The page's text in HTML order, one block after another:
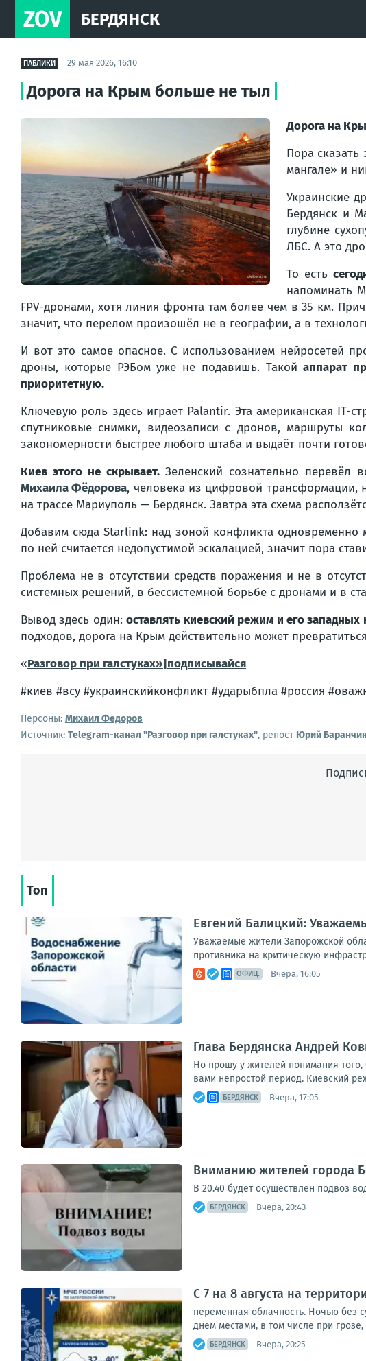
ZOV БЕРДЯНСК
ПАБЛИКИ 29 мая 2026, 16:10
Дорога на Крым больше не тыл
Дорога на
Пора
мангале» и
Украинские
Бердянск и
глубине
ЛБС. А это
То есть
напоминать
FPV-дронами, хотя линия фронта там более чем в 35 км.
значит, что перелом произошёл не в географии, а в
И вот это самое опасное. С использованием нейросетей
дроны, которые РЭБом уже не подавишь. Такойаппарат
приоритетную.
Ключевую роль здесь играет Palantir. Эта американская
спутниковые снимки, видеозаписи с дронов, маршруты
закономерности быстрее любого штаба и выдаёт почти
Киев этого не скрывает. Зеленский сознательно перевёл
Михаила Фёдорова, человека из цифровой трансформации,
на трассе Мариуполь — Бердянск. Завтра эта схема
Добавим сюда Starlink: над зоной конфликта одновременно
по ней считается недопустимой эскалацией, значит пора
Проблема не в отсутствии средств поражения и не в
системных решений, в бессистемной борьбе с дронами и в
Вывод здесь один:оставлять киевский режим и его
подходов, дорога на Крым действительно может
«Разговор при галстуках»|подписывайся
#киев #всу #украинскийконфликт #ударыбпла #россия
Персоны: Михаил Федоров
Источник: Telegram-канал "Разговор при галстуках", репост Юрий
Топ
Евгений Балицкий:
Уважаемые жители Запорожской
противника на критическую
ОФИЦ. Вчера, 16:05
Глава Бердянска Андрей
Но прошу у жителей понимания
вами непростой период. Киевский
БЕРДЯНСК Вчера, 17:05
Вниманию жителей города
В 20.40 будет осуществлен подвоз
БЕРДЯНСК Вчера, 20:43
С 7 на 8 августа на
переменная облачность. Ночью без
днем местами, в том числе при
БЕРДЯНСК Вчера, 20:25